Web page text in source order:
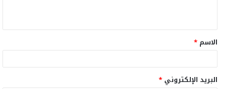
ق
*
الاسم *
البريد الإلكتروني *